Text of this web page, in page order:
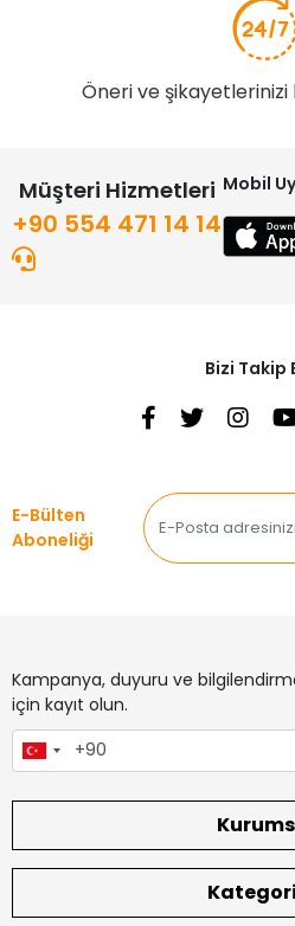
Öneri ve şikayetlerinizi
Müşteri Hizmetleri
+90 554 471 14 14
Mobil
Bizi Takip
E-Bülten
Aboneliği
Kampanya, duyuru ve
için kayıt olun.